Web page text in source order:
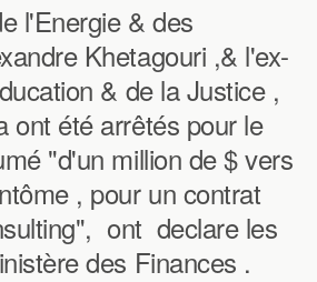
l'Energie & des
Khetagouri ,& l'ex-
& de la Justice ,
ont été arrêtés pour le
"d'un million de $ vers
, pour un contrat
ont declare les
des Finances .